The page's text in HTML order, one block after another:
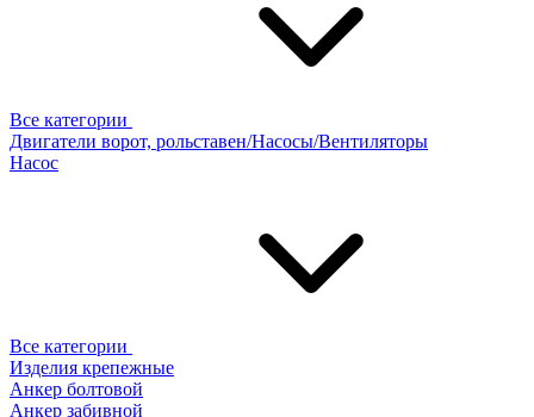
Все категории
Двигатели ворот, рольставен/Насосы/Вентиляторы
Насос
Все категории
Изделия крепежные
Анкер болтовой
Анкер забивной